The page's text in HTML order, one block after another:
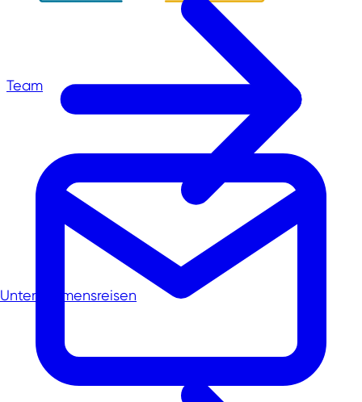
Team
Unternehmensreisen